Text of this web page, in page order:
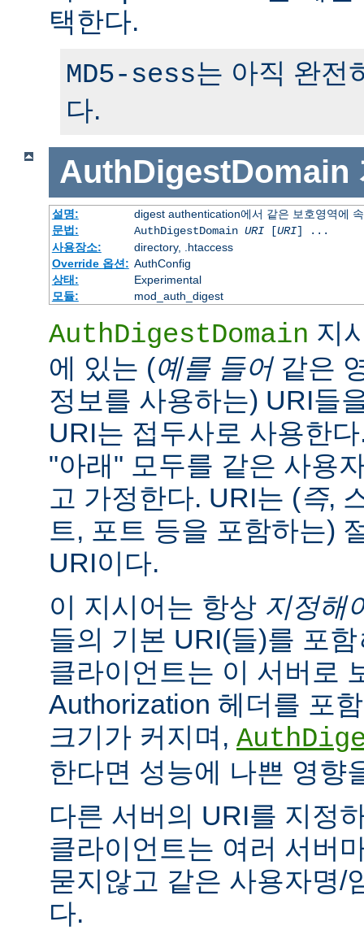
택한다.
MD5-sess는 아직 완전
다.
AuthDigestDomain
설명:
digest authentication에서 같은 보호영역에
문법:
AuthDigestDomain URI[URI] ...
사용장소:
directory, .htaccess
Override 옵션: AuthConfig
상태:
Experimental
모듈:
mod_auth_digest
AuthDigestDomain 지
에 있는 (예를 들어같은
정보를 사용하는) URI들
URI는 접두사로 사용한
"아래" 모두를 같은 사용
고 가정한다. URI는 (즉,
트, 포트 등을 포함하는)
URI이다.
이 지시어는 항상 지정해
들의 기본 URI(들)를 포함
클라이언트는 이 서버로
Authorization 헤더를 포
크기가 커지며,
한다면 성능에 나쁜 영향
다른 서버의 URI를 지정
클라이언트는 여러 서버
묻지않고 같은 사용자명/
다.